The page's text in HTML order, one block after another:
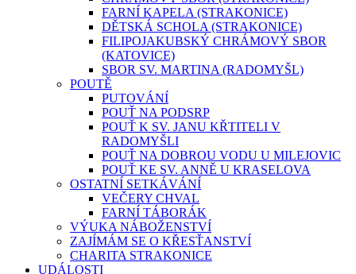
FARNÍ KAPELA (STRAKONICE)
DĚTSKÁ SCHOLA (STRAKONICE)
FILIPOJAKUBSKÝ CHRÁMOVÝ SBOR
(KATOVICE)
SBOR SV. MARTINA (RADOMYŠL)
POUTĚ
PUTOVÁNÍ
POUŤ NA PODSRP
POUŤ K SV. JANU KŘTITELI V
RADOMYŠLI
POUŤ NA DOBROU VODU U MILEJOVIC
POUŤ KE SV. ANNĚ U KRASELOVA
OSTATNÍ SETKÁVÁNÍ
VEČERY CHVAL
FARNÍ TÁBORÁK
VÝUKA NÁBOŽENSTVÍ
ZAJÍMÁM SE O KŘESŤANSTVÍ
CHARITA STRAKONICE
UDÁLOSTI